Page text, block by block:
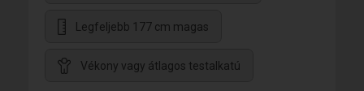
Legfeljebb 177 cm magas
Vékony vagy átlagos testalkatú